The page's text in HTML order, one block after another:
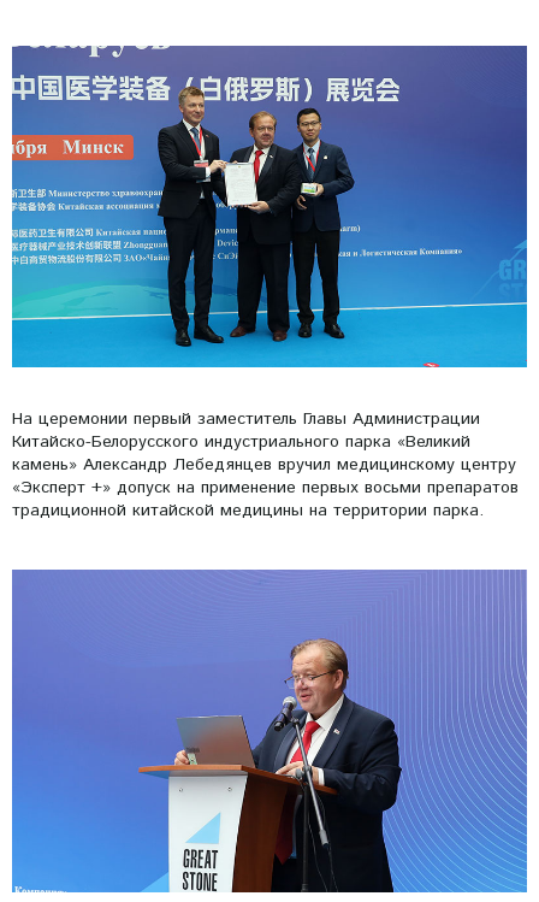
На церемонии первый заместитель Главы Администрации
Китайско-Белорусского индустриального парка «Великий
камень» Александр Лебедянцев вручил медицинскому центру
«Эксперт +» допуск на применение первых восьми препаратов
традиционной китайской медицины на территории парка.